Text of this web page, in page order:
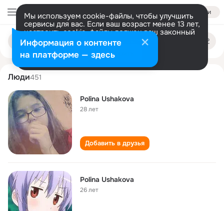
Войти
Мы используем cookie-файлы, чтобы улучшить
сервисы для вас. Если ваш возраст менее 13 лет,
настроить cookie-файлы должен ваш законный
представитель. Больше информации
Разрешить все Настроить
Поиск
людям
polina ushakova
Люди451
Polina Ushakova
28 лет
Добавить в друзья
Polina Ushakova
26 лет
Информация о контенте
на платформе — здесь